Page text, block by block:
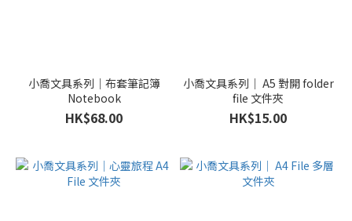
小喬文具系列｜布套筆記簿
Notebook
HK$68.00
小喬文具系列｜ A5 對開 folder
file 文件夾
HK$15.00